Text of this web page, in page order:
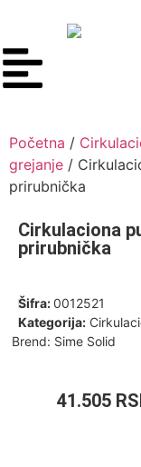
Početna /
grejanje /
prirubnička
Cirkulaciona
prirubnička
Šifra:0012521
Kategorija:
Brend: Sime Solid
41.505